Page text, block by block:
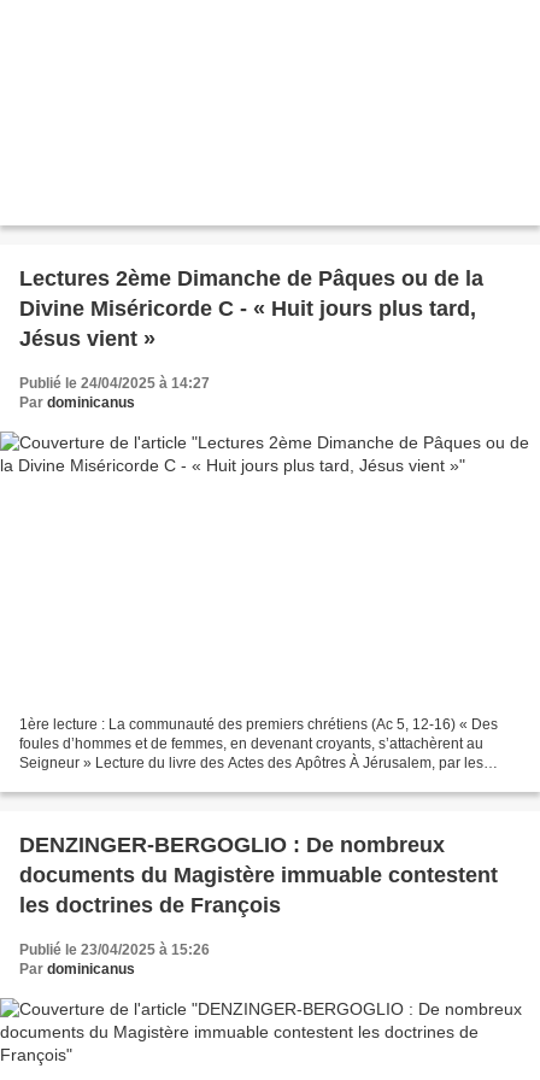
Lectures 2ème Dimanche de Pâques ou de la
Divine Miséricorde C - « Huit jours plus tard,
Jésus vient »
Publié le 24/04/2025 à 14:27
Par dominicanus
1ère lecture : La communauté des premiers chrétiens (Ac 5, 12-16) « Des
foules d’hommes et de femmes, en devenant croyants, s’attachèrent au
Seigneur » Lecture du livre des Actes des Apôtres À Jérusalem, par les
DENZINGER-BERGOGLIO : De nombreux
documents du Magistère immuable contestent
les doctrines de François
Publié le 23/04/2025 à 15:26
Par dominicanus